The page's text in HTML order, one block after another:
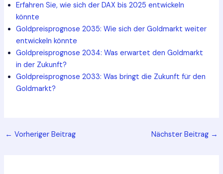
Erfahren Sie, wie sich der DAX bis 2025 entwickeln
könnte
Goldpreisprognose 2035: Wie sich der Goldmarkt weiter
entwickeln könnte
Goldpreisprognose 2034: Was erwartet den Goldmarkt
in der Zukunft?
Goldpreisprognose 2033: Was bringt die Zukunft für den
Goldmarkt?
Post
← Vorheriger Beitrag Nächster Beitrag →